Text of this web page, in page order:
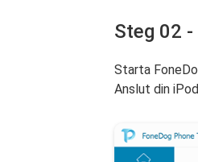
Steg 02
Starta
Anslut din